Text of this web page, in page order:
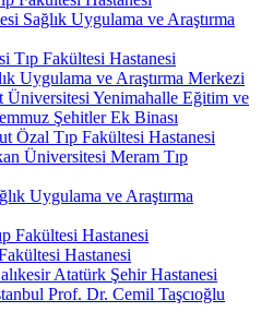
Sağlık Uygulama ve Araştırma
Tıp Fakültesi Hastanesi
Uygulama ve Araştırma Merkezi
Üniversitesi Yenimahalle Eğitim ve
Şehitler Ek Binası
Özal Tıp Fakültesi Hastanesi
Üniversitesi Meram Tıp
Uygulama ve Araştırma
Fakültesi Hastanesi
Hastanesi
Atatürk Şehir Hastanesi
Prof. Dr. Cemil Taşcıoğlu